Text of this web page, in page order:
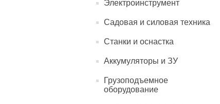
Электроинструмент
Садовая и силовая техника
Станки и оснастка
Аккумуляторы и ЗУ
Грузоподъемное
оборудование